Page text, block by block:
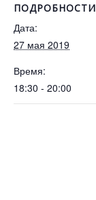
ПОДРОБНОСТИ
Дата:
27 мая 2019
Время:
18:30 - 20:00